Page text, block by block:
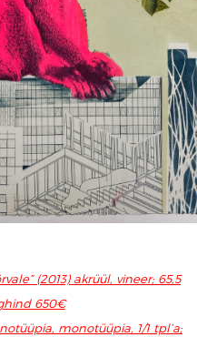
(2013) akrüül, vineer; 65,5
650€
monotüüpia, 1/1 tpl’a;